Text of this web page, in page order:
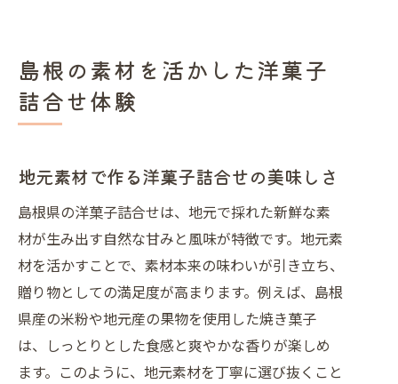
島根の素材を活かした洋菓子
詰合せ体験
地元素材で作る洋菓子詰合せの美味しさ
島根県の洋菓子詰合せは、地元で採れた新鮮な素
材が生み出す自然な甘みと風味が特徴です。地元素
材を活かすことで、素材本来の味わいが引き立ち、
贈り物としての満足度が高まります。例えば、島根
県産の米粉や地元産の果物を使用した焼き菓子
は、しっとりとした食感と爽やかな香りが楽しめ
ます。このように、地元素材を丁寧に選び抜くこと